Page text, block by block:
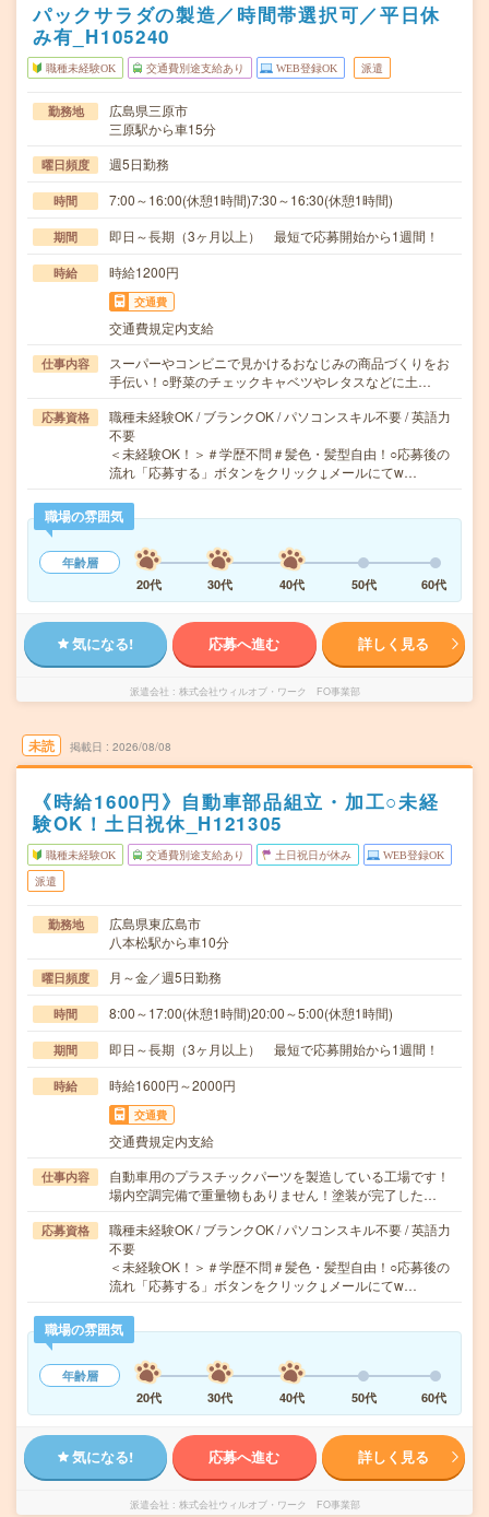
パックサラダの製造／時間帯選択可／平日休
み有_H105240
職種未経験OK 交通費別途支給あり WEB登録OK 派遣
勤務地
広島県三原市
三原駅から車15分
曜日頻度 週5日勤務
時間 7:00～16:00(休憩1時間)7:30～16:30(休憩1時間)
期間 即日～長期（3ヶ月以上） 最短で応募開始から1週間！
時給 時給1200円
交通費
交通費規定内支給
仕事内容
スーパーやコンビニで見かけるおなじみの商品づくりをお
手伝い！○野菜のチェックキャベツやレタスなどに土…
応募資格
職種未経験OK / ブランクOK / パソコンスキル不要 / 英語力
不要
＜未経験OK！＞＃学歴不問＃髪色・髪型自由！○応募後の
流れ「応募する」ボタンをクリック↓メールにてw…
職場の雰囲気
年齢層
20代
30代 40代 50代 60代
気になる! 応募へ進む 詳しく見る
派遣会社 株式会社ウィルオブ・ワーク FO事業部
未読 掲載日 2026/08/08
《時給1600円》自動車部品組立・加工○未経
験OK！土日祝休_H121305
職種未経験OK 交通費別途支給あり 土日祝日が休み WEB登録OK
派遣
勤務地
広島県東広島市
八本松駅から車10分
曜日頻度 月～金／週5日勤務
時間 8:00～17:00(休憩1時間)20:00～5:00(休憩1時間)
期間 即日～長期（3ヶ月以上） 最短で応募開始から1週間！
時給 時給1600円～2000円
交通費
交通費規定内支給
仕事内容
自動車用のプラスチックパーツを製造している工場です！
場内空調完備で重量物もありません！塗装が完了した…
応募資格
職種未経験OK / ブランクOK / パソコンスキル不要 / 英語力
不要
＜未経験OK！＞＃学歴不問＃髪色・髪型自由！○応募後の
流れ「応募する」ボタンをクリック↓メールにてw…
職場の雰囲気
年齢層
20代
30代 40代 50代 60代
気になる! 応募へ進む 詳しく見る
派遣会社 株式会社ウィルオブ・ワーク FO事業部